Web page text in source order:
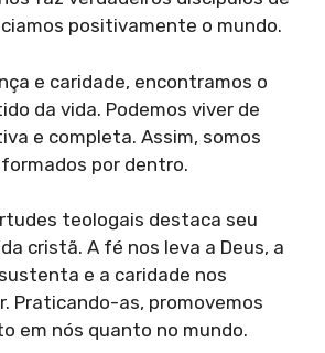
positivamente o mundo.
e caridade, encontramos o
da vida. Podemos viver de
e completa. Assim, somos
por dentro.
teologais destaca seu
cristã. A fé nos leva a Deus, a
e a caridade nos
Praticando-as, promovemos
em nós quanto no mundo.